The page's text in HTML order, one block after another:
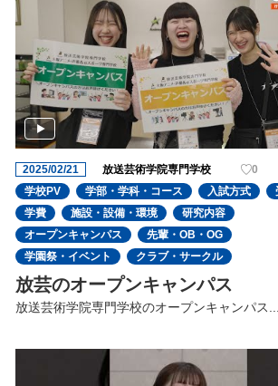
2025/02/21 放送芸術学院専門学校
0
学校PV
学部・学科・コース 入試方式
学費
施設・設備・環境
研究内容
オープンキャンパス
先輩・OB・OG
学園祭・イベント
クラブ・サークル
放芸のオープンキャンパス
放送芸術学院専門学校のオープンキャンパス...